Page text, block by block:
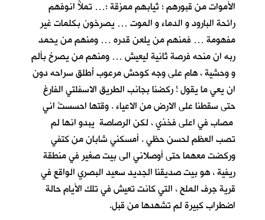
الأموات من قبورهم ؛ ثيابهم ممزقة ؛… تملأُ انوفهم
رائحة البارود و الدماء و الموت … يصرخون بكلمات غير
مفهومة … فمنهم من يلعن قدره … ومنهم من يحمد
ربه ان منحه فرصة ثانية ليعيش … ومنهم من يصرخ بألم
و وحشية ، هام على وجه كوحش مرعوب أَطلق سراحه دون
ان يعي ما يقول ! ركضنا بجانب الطريق الاسفلتي الفارغ
حتى سقطنا على الارض من الاعياء . وقتها احسستُ اني
مصاب في اعلى فخذي ، لكن الرصاصة يبدو انها لم
تصب العظم لحسن حظي . أمسكني شابان من كتفي
وركضت معهما حتى أوصلاني الى بيت صغير في منطقة
ريفية ، هو بيت صديقنا الجديد سعيد البصريالواقع في
قرية جرف الملح، التي كانت تعيش في تلك الأيام حالة
اضطراب كبيرة لم تشهدها من قبل.